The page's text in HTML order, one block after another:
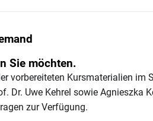
Sie möchten.
vorbereiteten Kursmaterialien
Dr. Uwe Kehrel sowie Agnieszka
zur Verfügung.